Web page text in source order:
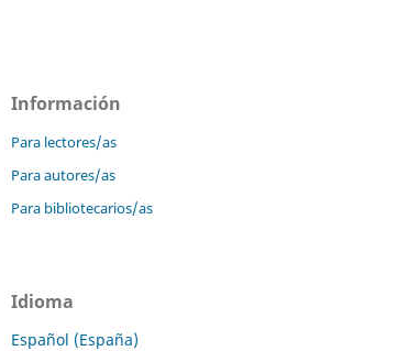
Información
Para lectores/as
Para autores/as
Para bibliotecarios/as
Idioma
Español (España)